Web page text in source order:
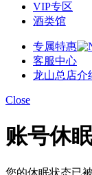
VIP专区
酒类馆
专属特惠
客服中心
龙山总店介
Close
账号休